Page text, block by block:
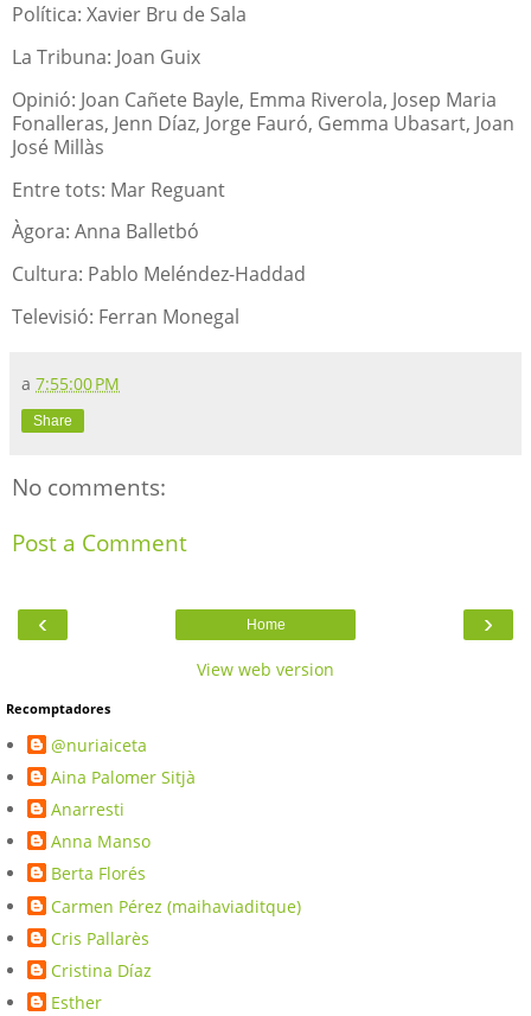
Política: Xavier Bru de Sala
La Tribuna: Joan Guix
Opinió: Joan Cañete Bayle, Emma Riverola, Josep Maria
Fonalleras, Jenn Díaz, Jorge Fauró, Gemma Ubasart, Joan
José Millàs
Entre tots: Mar Reguant
Àgora: Anna Balletbó
Cultura: Pablo Meléndez-Haddad
Televisió: Ferran Monegal
a 7:55:00 PM
Share
No comments:
Post a Comment
‹ ›
Home
View web version
Recomptadores
@nuriaiceta
Aina Palomer Sitjà
Anarresti
Anna Manso
Berta Florés
Carmen Pérez (maihaviaditque)
Cris Pallarès
Cristina Díaz
Esther